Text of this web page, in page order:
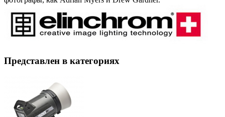
Представлен в категориях